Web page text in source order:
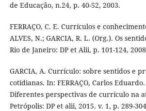
de Educação, n.24, p. 40-52, 2003.
FERRAÇO, C. E. Currículos e
ALVES, N.; GARCIA, R. L. (Org.). Os
Rio de Janeiro: DP et Alii, p. 101-124,
GARCIA, A. Currículo: sobre sentidos e
cotidianas. In: FERRAÇO, Carlos
Diferentes perspectivas de currículo na
Petrópolis: DP et alii, 2015. v. 1, p. 289-